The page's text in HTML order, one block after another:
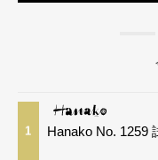
1 Hanako No. 1259